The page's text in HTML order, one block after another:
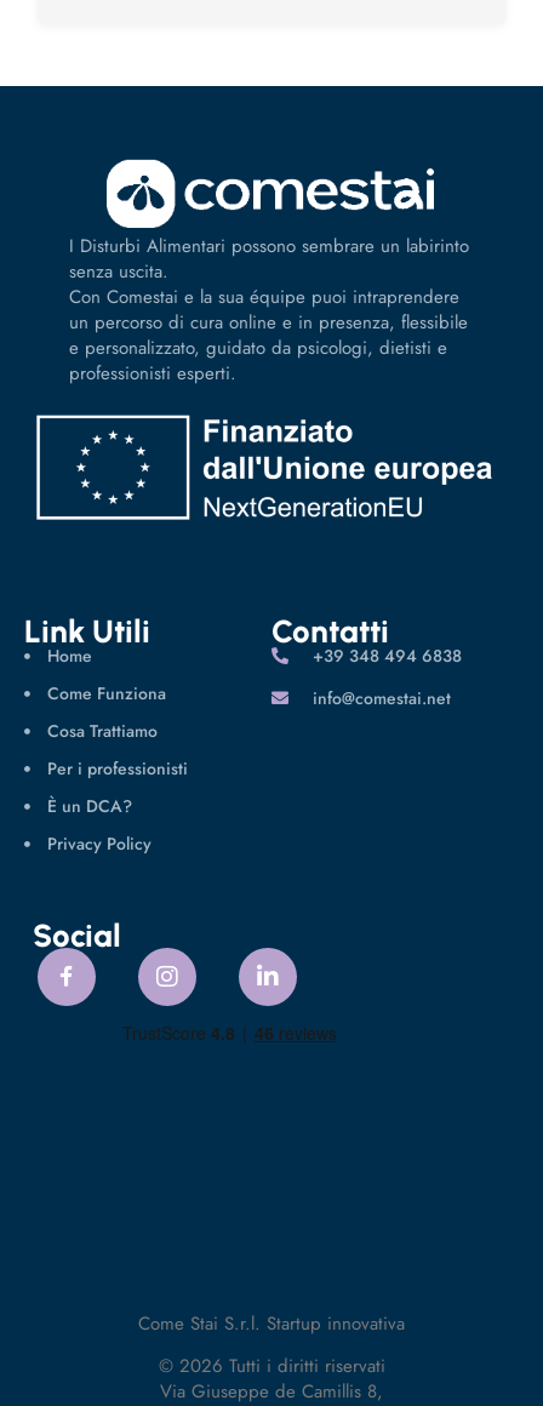
I Disturbi Alimentari possono sembrare un labirinto
senza uscita.
Con Comestai e la sua équipe puoi intraprendere
un percorso di cura online e in presenza, flessibile
e personalizzato, guidato da psicologi, dietisti e
professionisti esperti.
Link Utili
Home
Come Funziona
Cosa Trattiamo
Per i professionisti
È un DCA?
Privacy Policy
Contatti
‪+39 348 494 6838
info@comestai.net
Social
Come Stai S.r.l. Startup innovativa
© 2026 Tutti i diritti riservati
Via Giuseppe de Camillis 8,